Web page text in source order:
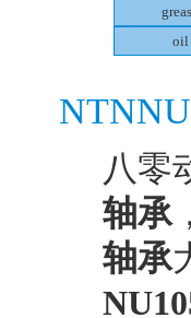
oil
八零
轴承
轴承